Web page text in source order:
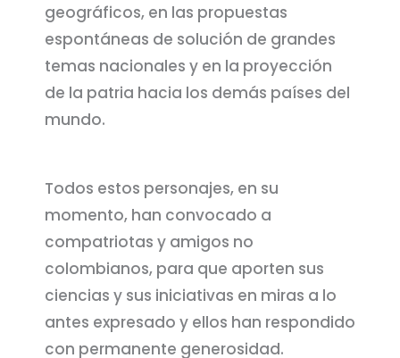
geográficos, en las propuestas
espontáneas de solución de grandes
temas nacionales y en la proyección
de la patria hacia los demás países del
mundo.
Todos estos personajes, en su
momento, han convocado a
compatriotas y amigos no
colombianos, para que aporten sus
ciencias y sus iniciativas en miras a lo
antes expresado y ellos han respondido
con permanente generosidad.